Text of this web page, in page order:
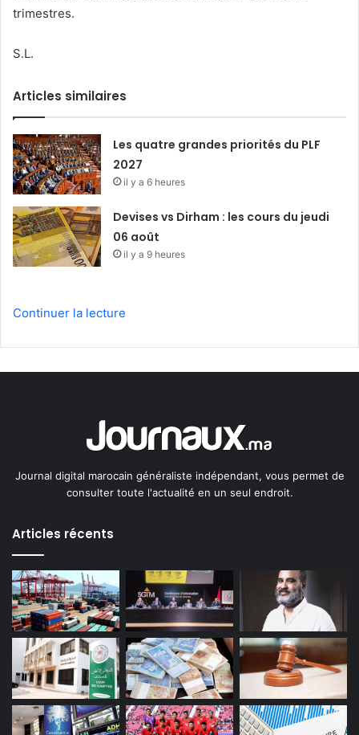
trimestres.
S.L.
Articles similaires
Les quatre grandes priorités du PLF
2027
il y a 6 heures
Devises vs Dirham : les cours du jeudi
06 août
il y a 9 heures
Continuer la lecture
Journal digital marocain généraliste indépendant, vous permet de
consulter toute l'actualité en un seul endroit.
Articles récents